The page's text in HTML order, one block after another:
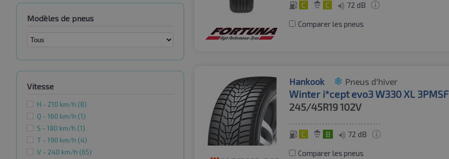
Modèles de pneus
Vitesse
H - 210 km/h (8)
Q - 160 km/h (1)
S - 180 km/h (1)
T - 190 km/h (4)
V - 240 km/h (65)
C C 72 dB
Comparer les pneus
Hankook Pneus d'hiver
Winter i*cept evo3 W330 XL 3PMSF
245/45R19102V
C B 72 dB
Comparer les pneus